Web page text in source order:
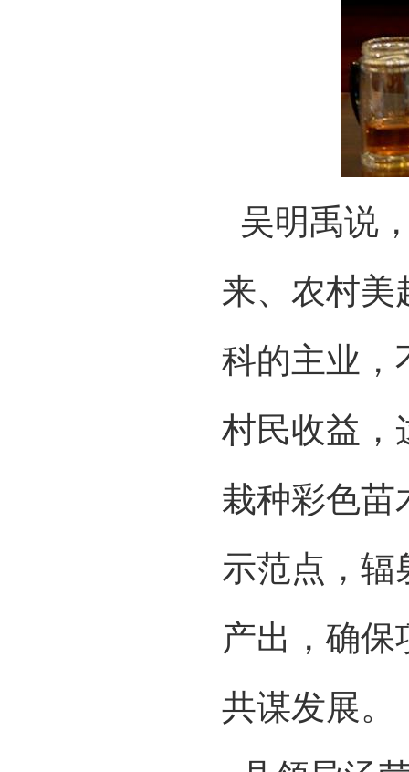
吴明禹说
来、农村美
科的主业，
村民收益，
栽种彩色苗
示范点，辐
产出，确保
共谋发展。